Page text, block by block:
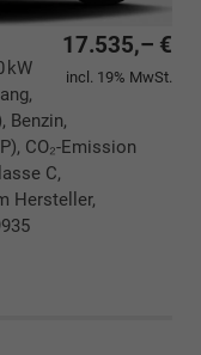
17.535,– €
incl. 19% MwSt.
kW
Benzin,
CO₂-Emission
C,
Hersteller,